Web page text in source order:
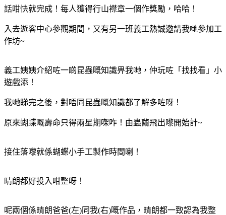
話咁快就完成！每人獲得行山襟章一個作獎勵，哈哈！
入去遊客中心參觀期間，又有另一班義工熱誠邀請我哋參加工
作坊~
義工姨姨介紹咗一啲昆蟲嘅知識畀我哋，仲玩咗「找找看」小
遊戲添！
我哋睇完之後，對唔同昆蟲嘅知識都了解多咗呀！
原來蝴蝶嘅壽命只得兩星期㗎咋！由蟲繭飛出嚟開始計~
接住落嚟就係蝴蝶小手工製作時間喇！
晴朗都好投入咁整呀！
呢兩個係晴朗爸爸(左)同我(右)嘅作品，晴朗都一致認為我整